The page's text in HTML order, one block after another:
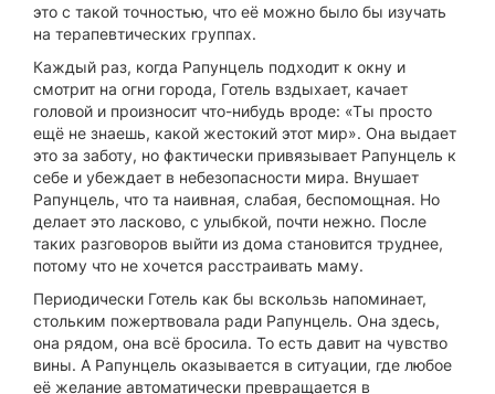
это с такой точностью, что её можно было бы изучать
на терапевтических группах.
Каждый раз, когда Рапунцель подходит к окну и
смотрит на огни города, Готель вздыхает, качает
головой и произносит что-нибудь вроде: «Ты просто
ещё не знаешь, какой жестокий этот мир». Она выдает
это за заботу, но фактически привязывает Рапунцель к
себе и убеждает в небезопасности мира. Внушает
Рапунцель, что та наивная, слабая, беспомощная. Но
делает это ласково, с улыбкой, почти нежно. После
таких разговоров выйти из дома становится труднее,
потому что не хочется расстраивать маму.
Периодически Готель как бы вскользь напоминает,
стольким пожертвовала ради Рапунцель. Она здесь,
она рядом, она всё бросила. То есть давит на чувство
вины. А Рапунцель оказывается в ситуации, где любое
её желание автоматически превращается в